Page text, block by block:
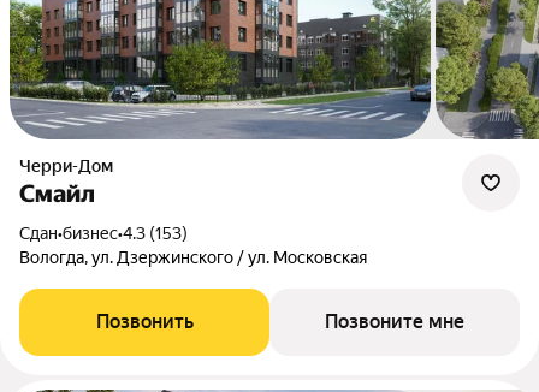
Черри-Дом
Смайл
Сдан•бизнес•4.3 (153)
Вологда, ул. Дзержинского / ул. Московская
Позвонить Позвоните мне